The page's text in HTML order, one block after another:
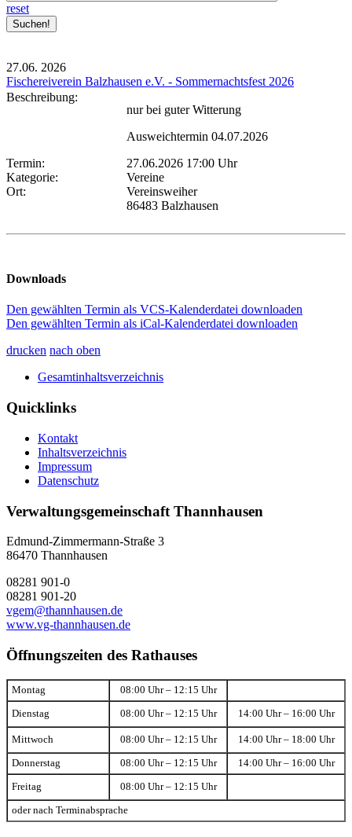
reset
27.06. 2026
Fischereiverein Balzhausen e.V. - Sommernachtsfest 2026
Beschreibung:
nur bei guter Witterung
Ausweichtermin 04.07.2026
Termin:
27.06.2026 17:00 Uhr
Kategorie:
Vereine
Ort:
Vereinsweiher
86483 Balzhausen
Downloads
Den gewählten Termin als VCS-Kalenderdatei downloaden
Den gewählten Termin als iCal-Kalenderdatei downloaden
drucken nach oben
Gesamtinhaltsverzeichnis
Quicklinks
Kontakt
Inhaltsverzeichnis
Impressum
Datenschutz
Verwaltungsgemeinschaft Thannhausen
Edmund-Zimmermann-Straße 3
86470 Thannhausen
08281 901-0
08281 901-20
vgem@thannhausen.de
www.vg-thannhausen.de
Öffnungszeiten des Rathauses
Montag 08:00 Uhr – 12:15 Uhr
Dienstag 08:00 Uhr – 12:15 Uhr 14:00 Uhr – 16:00 Uhr
Mittwoch 08:00 Uhr – 12:15 Uhr 14:00 Uhr – 18:00 Uhr
Donnerstag 08:00 Uhr – 12:15 Uhr 14:00 Uhr – 16:00 Uhr
Freitag 08:00 Uhr – 12:15 Uhr
oder nach Terminabsprache